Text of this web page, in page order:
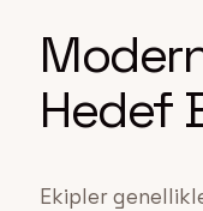
Hedef
Ekipler